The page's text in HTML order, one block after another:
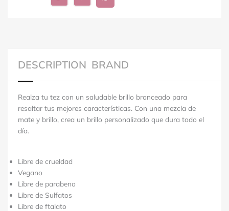
DESCRIPTION BRAND
Realza tu tez con un saludable brillo bronceado para
resaltar tus mejores características. Con una mezcla de
mate y brillo, crea un brillo personalizado que dura todo el
día.
Libre de crueldad
Vegano
Libre de parabeno
Libre de Sulfatos
Libre de ftalato